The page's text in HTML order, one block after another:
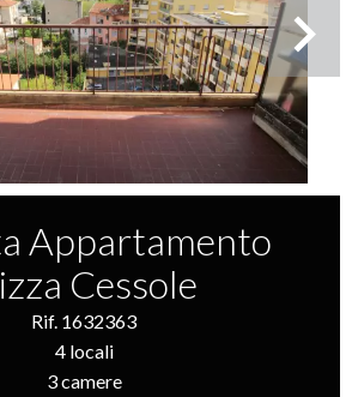
Appartamento
Cessole
Rif. 1632363
4 locali
3 camere